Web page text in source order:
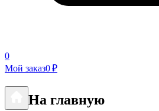
0
Мой заказ0 ₽
На главную